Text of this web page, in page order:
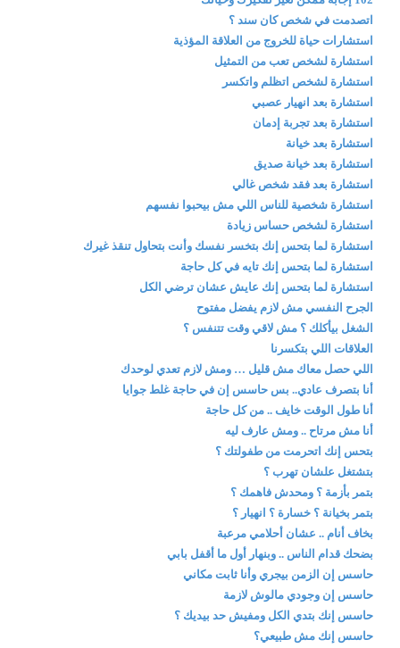
اتصدمت في شخص كان سند ؟
استشارات حياة للخروج من العلاقة المؤذية
استشارة لشخص تعب من التمثيل
استشارة لشخص اتظلم واتكسر
استشارة بعد انهيار عصبي
استشارة بعد تجربة إدمان
استشارة بعد خيانة
استشارة بعد خيانة صديق
استشارة بعد فقد شخص غالي
استشارة شخصية للناس اللي مش بيحبوا نفسهم
استشارة لشخص حساس زيادة
استشارة لما بتحس إنك بتخسر نفسك وأنت بتحاول تنقذ غيرك
استشارة لما بتحس إنك تايه في كل حاجة
استشارة لما بتحس إنك عايش عشان ترضي الكل
الجرح النفسي مش لازم يفضل مفتوح
الشغل بيأكلك ؟ مش لاقي وقت تتنفس ؟
العلاقات اللي بتكسرنا
اللي حصل معاك مش قليل … ومش لازم تعدي لوحدك
أنا بتصرف عادي.. بس حاسس إن في حاجة غلط جوايا
أنا طول الوقت خايف .. من كل حاجة
أنا مش مرتاح .. ومش عارف ليه
بتحس إنك اتحرمت من طفولتك ؟
بتشتغل علشان تهرب ؟
بتمر بأزمة ؟ ومحدش فاهمك ؟
بتمر بخيانة ؟ خسارة ؟ انهيار ؟
بخاف أنام .. عشان أحلامي مرعبة
بضحك قدام الناس .. وبنهار أول ما أقفل بابي
حاسس إن الزمن بيجري وأنا ثابت مكاني
حاسس إن وجودي مالوش لازمة
حاسس إنك بتدي الكل ومفيش حد بيديك ؟
حاسس إنك مش طبيعي؟